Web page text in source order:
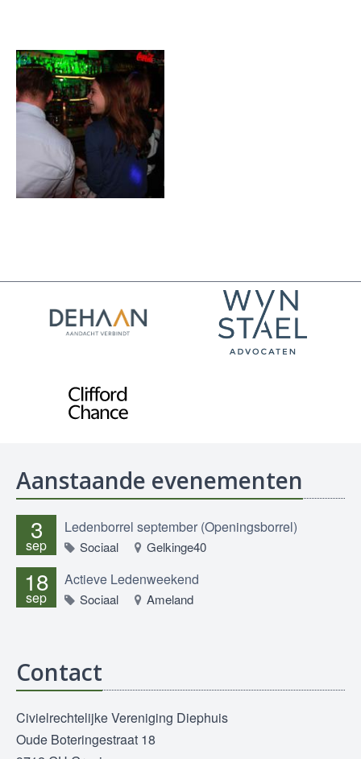
Aanstaande evenementen
3
sep
Ledenborrel september (Openingsborrel)
Sociaal Gelkinge40
18
sep
Actieve Ledenweekend
Sociaal Ameland
Contact
Civielrechtelijke Vereniging Diephuis
Oude Boteringestraat 18